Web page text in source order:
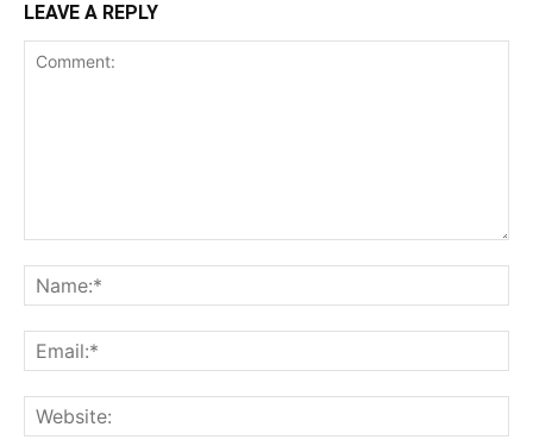
LEAVE A REPLY